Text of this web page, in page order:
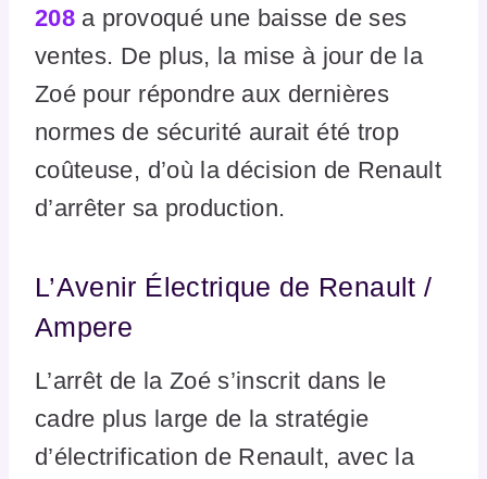
208 a provoqué une baisse de ses
ventes. De plus, la mise à jour de la
Zoé pour répondre aux dernières
normes de sécurité aurait été trop
coûteuse, d’où la décision de Renault
d’arrêter sa production.
L’Avenir Électrique de Renault /
Ampere
L’arrêt de la Zoé s’inscrit dans le
cadre plus large de la stratégie
d’électrification de Renault, avec la